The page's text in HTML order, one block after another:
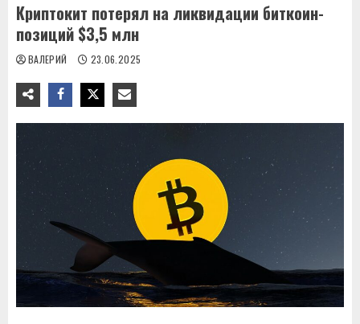
Криптокит потерял на ликвидации биткоин-
позиций $3,5 млн
ВАЛЕРИЙ 23.06.2025